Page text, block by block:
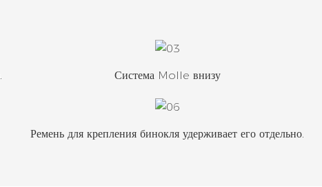
Система Molle внизу
Ремень для крепления бинокля удерживает его отдельно.